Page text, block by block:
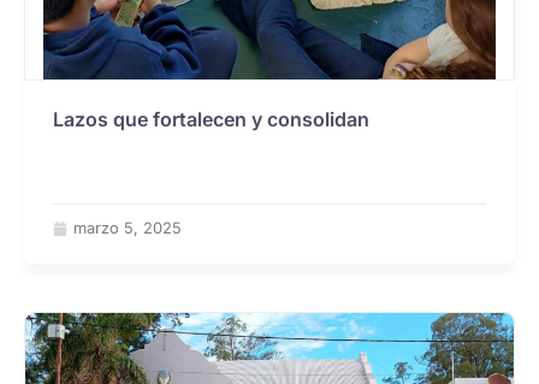
Lazos que fortalecen y consolidan
marzo 5, 2025